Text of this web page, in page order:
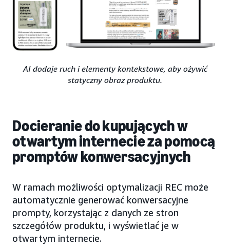
AI dodaje ruch i elementy kontekstowe, aby ożywić
statyczny obraz produktu.
Docieranie do kupujących w
otwartym internecie za pomocą
promptów konwersacyjnych
W ramach możliwości optymalizacji REC może
automatycznie generować konwersacyjne
prompty, korzystając z danych ze stron
szczegółów produktu, i wyświetlać je w
otwartym internecie.